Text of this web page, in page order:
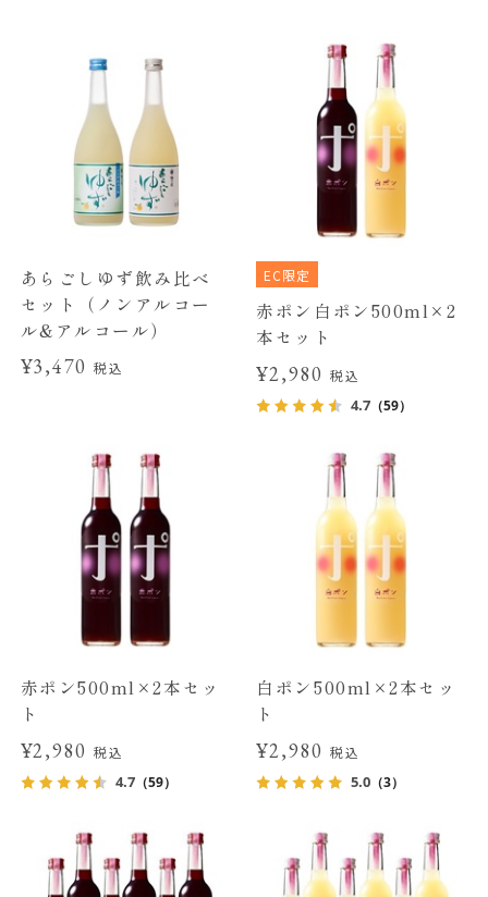
あらごしゆず飲み比べ
セット（ノンアルコー
ル&アルコール）
¥3,470税込
EC限定
赤ポン白ポン500ml×2
本セット
¥2,980 税込
4.7 （59）
赤ポン500ml×2本セッ
ト
¥2,980税込
4.7（59）
白ポン500ml×2本セッ
ト
¥2,980 税込
5.0 （3）